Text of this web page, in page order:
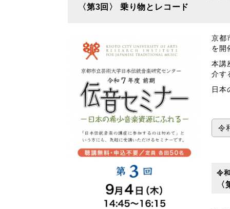
〈第3回〉 乗り物とレコード
京都
を開
本講
介す
日本
令
令